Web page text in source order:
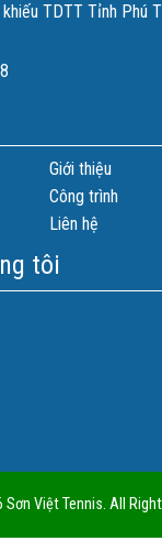
TDTT Tỉnh Phú
Giới thiệu
Công trình
Liên hệ
tôi
Việt Tennis. All